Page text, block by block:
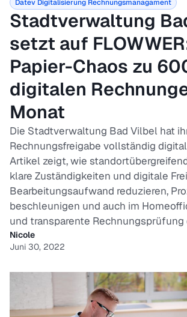
Datev Digitalisierung Rechnungsmanagament
Stadtverwaltung
setzt auf
Papier-Chaos zu
digitalen
Monat
Die Stadtverwaltung Bad Vilbel hat
Rechnungsfreigabe vollständig
Artikel zeigt, wie
klare Zuständigkeiten und digitale
Bearbeitungsaufwand reduzieren,
beschleunigen und auch im
und transparente Rechnungsprüfung
Nicole
Juni 30, 2022